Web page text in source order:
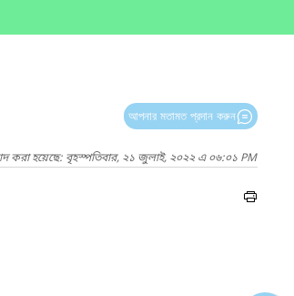
আপনার মতামত প্রদান করুন
করা হয়েছে: বৃহস্পতিবার, ২১ জুলাই, ২০২২ এ ০৬:০১ PM